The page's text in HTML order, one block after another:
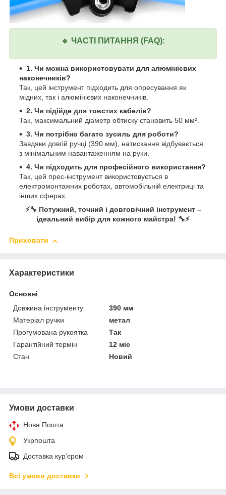
🔹 ЧАСТІ ПИТАННЯ (FAQ):
1. Чи можна використовувати для алюмінієвих
наконечників?
Так, цей інструмент підходить для опресування як
мідних, так і алюмінієвих наконечників.
2. Чи підійде для товстих кабелів?
Так, максимальний діаметр обтиску становить 50 мм².
3. Чи потрібно багато зусиль для роботи?
Завдяки довгій ручці (390 мм), натискання відбувається
з мінімальним навантаженням на руки.
4. Чи підходить для професійного використання?
Так, цей прес-інструмент використовується в
електромонтажних роботах, автомобільній електриці та
інших сферах.
⚡🔧 Потужний, точний і довговічний інструмент –
ідеальний вибір для кожного майстра! 🔧⚡
Приховати
Характеристики
Основні
Довжина інструменту
390 мм
Матеріал ручки
метал
Прогумована рукоятка
Так
Гарантійний термін
12 міс
Стан
Новий
Умови доставки
Нова Пошта
Укрпошта
Доставка кур'єром
Всі умови доставки